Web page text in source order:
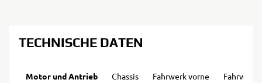
TECHNISCHE DATEN
Motor und Antrieb Chassis Fahrwerk vorne Fahrwerk